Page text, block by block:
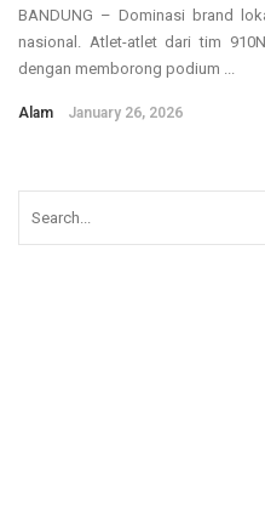
BANDUNG – Dominasi brand
nasional. Atlet-atlet dari tim
dengan memborong podium ...
Alam January 26, 2026